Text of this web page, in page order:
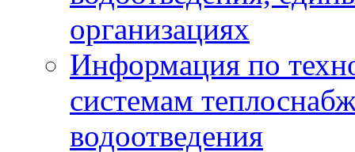
организациях
Информация по
системам
водоотведения